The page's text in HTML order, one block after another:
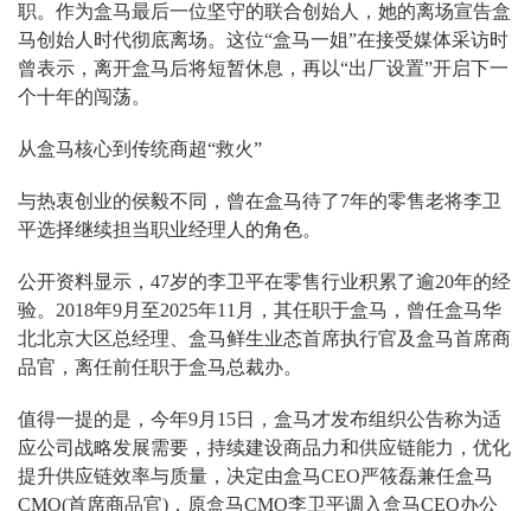
职。作为盒马最后一位坚守的联合创始人，她的离场宣告盒
马创始人时代彻底离场。这位“盒马一姐”在接受媒体采访时
曾表示，离开盒马后将短暂休息，再以“出厂设置”开启下一
个十年的闯荡。
从盒马核心到传统商超“救火”
与热衷创业的侯毅不同，曾在盒马待了7年的零售老将李卫
平选择继续担当职业经理人的角色。
公开资料显示，47岁的李卫平在零售行业积累了逾20年的经
验。2018年9月至2025年11月，其任职于盒马，曾任盒马华
北北京大区总经理、盒马鲜生业态首席执行官及盒马首席商
品官，离任前任职于盒马总裁办。
值得一提的是，今年9月15日，盒马才发布组织公告称为适
应公司战略发展需要，持续建设商品力和供应链能力，优化
提升供应链效率与质量，决定由盒马CEO严筱磊兼任盒马
CMO(首席商品官)，原盒马CMO李卫平调入盒马CEO办公